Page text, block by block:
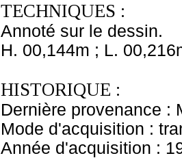
TECHNIQUES :
Annoté sur le dessin.
H. 00,144m ; L.
HISTORIQUE :
Dernière provenance :
Mode d'acquisition :
Année d'acquisition :